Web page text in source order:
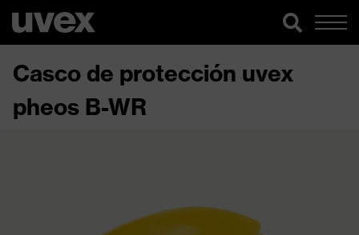
Casco de protección uvex
pheos B-WR